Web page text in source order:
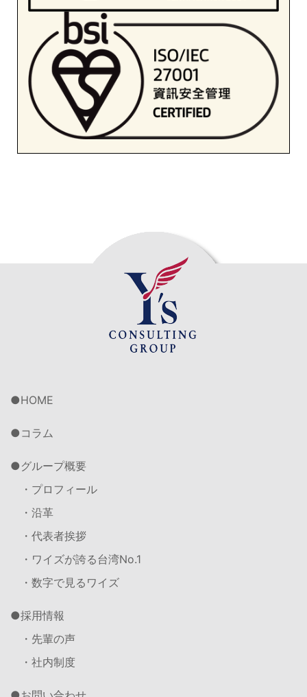
HOME
コラム
グループ概要
・プロフィール
・沿革
・代表者挨拶
・ワイズが誇る台湾No.1
・数字で見るワイズ
採用情報
・先輩の声
・社内制度